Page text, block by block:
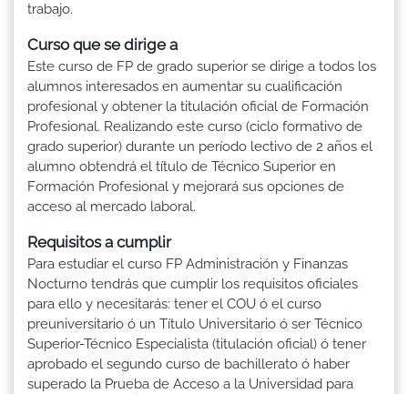
trabajo.
Curso que se dirige a
Este curso de FP de grado superior se dirige a todos los
alumnos interesados en aumentar su cualificación
profesional y obtener la titulación oficial de Formación
Profesional. Realizando este curso (ciclo formativo de
grado superior) durante un período lectivo de 2 años el
alumno obtendrá el título de Técnico Superior en
Formación Profesional y mejorará sus opciones de
acceso al mercado laboral.
Requisitos a cumplir
Para estudiar el curso FP Administración y Finanzas
Nocturno tendrás que cumplir los requisitos oficiales
para ello y necesitarás: tener el COU ó el curso
preuniversitario ó un Título Universitario ó ser Técnico
Superior-Técnico Especialista (titulación oficial) ó tener
aprobado el segundo curso de bachillerato ó haber
superado la Prueba de Acceso a la Universidad para